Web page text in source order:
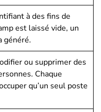
à des fins de
est laissé vide, un
généré.
ou supprimer des
Chaque
qu’un seul poste